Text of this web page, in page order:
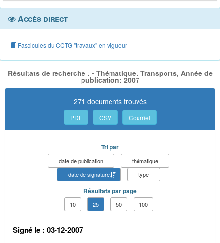
Accès direct
Fascicules du CCTG "travaux" en vigueur
Résultats de recherche : - Thématique: Transports, Année de
publication: 2007
271 documents trouvés
PDF CSV Courriel
Tri par
date de publication
thématique
date de signature
type
Résultats par page
10 25 50 100
Signé le : 03-12-2007